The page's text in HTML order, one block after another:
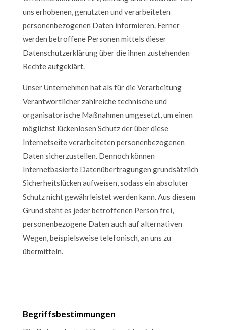
uns erhobenen, genutzten und verarbeiteten
personenbezogenen Daten informieren. Ferner
werden betroffene Personen mittels dieser
Datenschutzerklärung über die ihnen zustehenden
Rechte aufgeklärt.
Unser Unternehmen hat als für die Verarbeitung
Verantwortlicher zahlreiche technische und
organisatorische Maßnahmen umgesetzt, um einen
möglichst lückenlosen Schutz der über diese
Internetseite verarbeiteten personenbezogenen
Daten sicherzustellen. Dennoch können
Internetbasierte Datenübertragungen grundsätzlich
Sicherheitslücken aufweisen, sodass ein absoluter
Schutz nicht gewährleistet werden kann. Aus diesem
Grund steht es jeder betroffenen Person frei,
personenbezogene Daten auch auf alternativen
Wegen, beispielsweise telefonisch, an uns zu
übermitteln.
Begriffsbestimmungen